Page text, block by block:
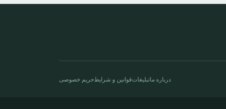
درباره ماتبلیغاتقوانین و شرایطحریم خصوصی